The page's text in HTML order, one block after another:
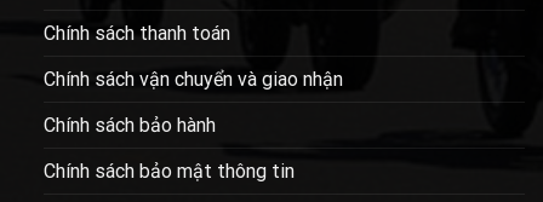
Chính sách thanh toán
Chính sách vận chuyển và giao nhận
Chính sách bảo hành
Chính sách bảo mật thông tin